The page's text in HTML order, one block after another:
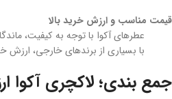
قیمت مناسب و ارزش خرید بالا
عطرهای آکوا با توجه به کیفیت،
با بسیاری از برندهای خارجی، ارزش
جمع بندی؛ لاکچری آکوا